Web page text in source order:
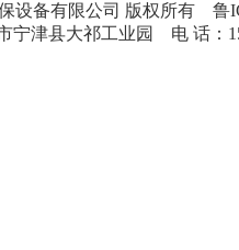
设备有限公司 版权所有 鲁
宁津县大祁工业园 电 话：